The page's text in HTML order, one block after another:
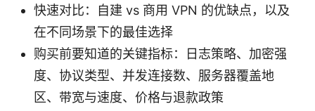
快速对比：自建 vs 商用 VPN 的优缺点，以及
在不同场景下的最佳选择
购买前要知道的关键指标：日志策略、加密强
度、协议类型、并发连接数、服务器覆盖地
区、带宽与速度、价格与退款政策